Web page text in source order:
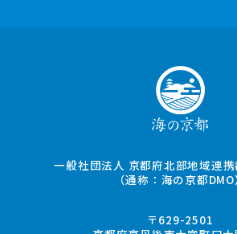
一般社団法人 京都府北部地域連
（通称：海の京都DMO
〒629-2501